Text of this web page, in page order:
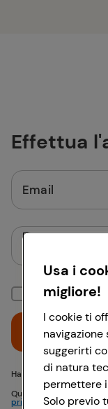
Effettua
Email
Mantieni la
Hai problemi di
Questo sito è protetto
privacy eTermini di
Usa i
migliore!
I cookie ti
suggerirti
di natura
permettere
Solo previo